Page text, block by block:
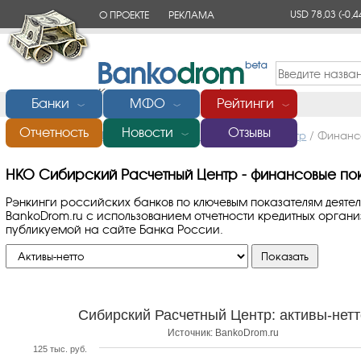
О ПРОЕКТЕ РЕКЛАМА USD 78,03(-
Банки ﹀ МФО ﹀ Рейтинги ﹀
Отчетность Новости ﹀ Отзывы
Главная/Банки России/Сибирский Расчетный Центр /
НКО Сибирский Расчетный Центр - финансовые
Рэнкинги российских банков по ключевым показателям
BankoDrom.ru с использованием отчетности кредитных
публикуемой на сайте Банка России.
Сибирский Расчетный Центр: активы-
Источник: BankoDrom.ru
125 тыс. руб.